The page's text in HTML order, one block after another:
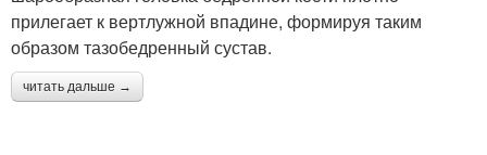
прилегает к вертлужной впадине, формируя таким
образом тазобедренный сустав.
читать дальше →